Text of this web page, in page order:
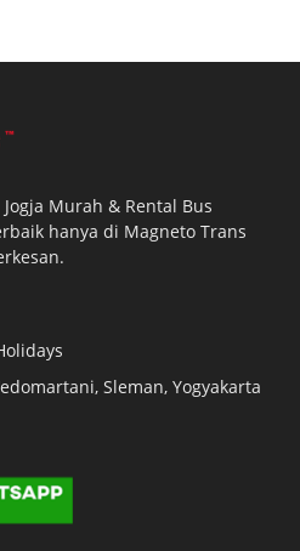
Murah & Rental Bus
hanya di Magneto Trans
Sleman, Yogyakarta